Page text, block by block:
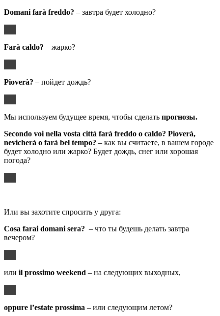
Domani farà freddo? – завтра будет холодно?
Farà caldo? – жарко?
Pioverà? – пойдет дождь?
Мы используем будущее время, чтобы сделать прогнозы.
Secondo voi nella vosta città farà freddo o caldo? Pioverà,
nevicherà o farà bel tempo? – как вы считаете, в вашем городе
будет холодно или жарко? Будет дождь, снег или хорошая
погода?
Или вы захотите спросить у друга:
Cosa farai domani sera? – что ты будешь делать завтра
вечером?
или il prossimo weekend – на следующих выходных,
oppure l’estate prossima – или следующим летом?